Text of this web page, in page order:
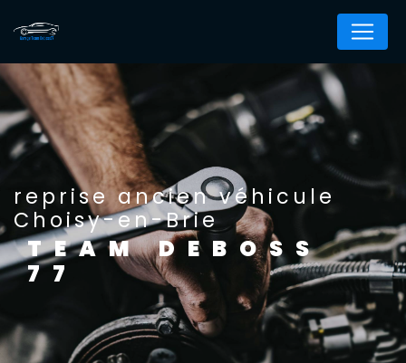
reprise ancien véhicule
Choisy-en-Brie
TEAM DEBOSS
77